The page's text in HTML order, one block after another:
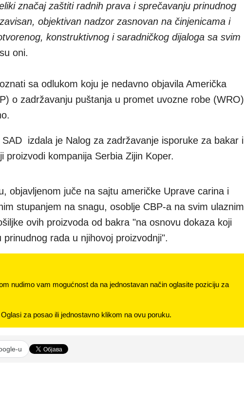
značaj zaštiti radnih prava i sprečavanju prinudnog
objektivan nadzor zasnovan na činjenicama i
konstruktivnog i saradničkog dijaloga sa svim
oni.
sa odlukom koju je nedavno objavila Američka
o zadržavanju puštanja u promet uvozne robe (WRO)
izdala je Nalog za zadržavanje isporuke za bakar i
proizvodi kompanija Serbia Zijin Koper.
objavljenom juče na sajtu američke Uprave carina i
stupanjem na snagu, osoblje CBP-a na svim ulaznim
ovih proizvoda od bakra "na osnovu dokaza koji
rada u njihovoj proizvodnji".
nudimo vam mogućnost da na jednostavan način oglasite poziciju za
za posao ili jednostavno klikom na ovu poruku.
u